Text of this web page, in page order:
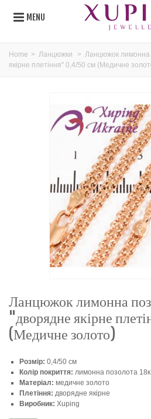
MENU
Home > Ланцюжки > Ланцюжок лимонна
якірне плетіння" 0,4/50 см (Медичне
Ланцюжок лимонна
"дворядне якірне
(Медичне золото)
Розмір: 0,4/50 см
Колір покриття: лимонна позолота 18к
Матеріал: медичне золото
Плетіння: дворядне якірне
Виробник: Xuping